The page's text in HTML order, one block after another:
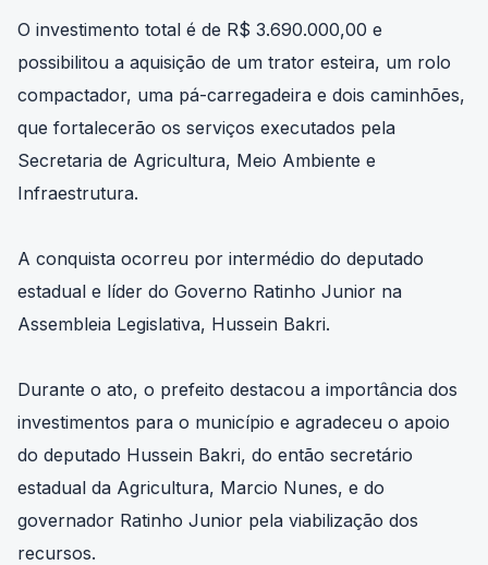
O investimento total é de R$ 3.690.000,00 e
possibilitou a aquisição de um trator esteira, um rolo
compactador, uma pá-carregadeira e dois caminhões,
que fortalecerão os serviços executados pela
Secretaria de Agricultura, Meio Ambiente e
Infraestrutura.
A conquista ocorreu por intermédio do deputado
estadual e líder do Governo Ratinho Junior na
Assembleia Legislativa, Hussein Bakri.
Durante o ato, o prefeito destacou a importância dos
investimentos para o município e agradeceu o apoio
do deputado Hussein Bakri, do então secretário
estadual da Agricultura, Marcio Nunes, e do
governador Ratinho Junior pela viabilização dos
recursos.